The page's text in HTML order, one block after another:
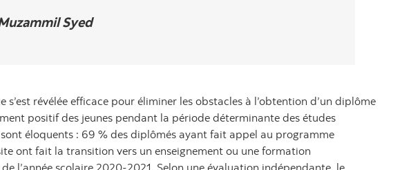
Syed
s’est révélée efficace pour éliminer les obstacles à l’obtention d’un diplôme
positif des jeunes pendant la période déterminante des études
éloquents : 69 % des diplômés ayant fait appel au programme
ont fait la transition vers un enseignement ou une formation
l’année scolaire 2020-2021. Selon une évaluation indépendante, le